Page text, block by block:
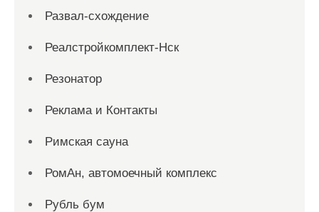
Развал-схождение
Реалстройкомплект-Нск
Резонатор
Реклама и Контакты
Римская сауна
РомАн, автомоечный комплекс
Рубль бум